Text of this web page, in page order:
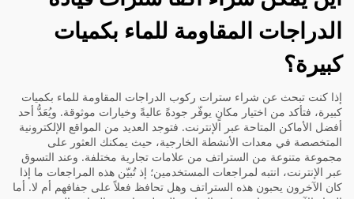
الدراجات المقاومة للماء بكميات
كبيرة؟
إذا كنت تبحث عن شراء سترات ركوب الدراجات المقاومة للماء بكميات
كبيرة، فتأكد من اختيار مكانٍ يوفّر جودةً عاليةً وخيارات موثوقة. ويُعَدُّ أحد
أفضل الأماكن المتاحة عبر الإنترنت. فتوجد العديد من المواقع الإلكترونية
المتخصصة في معدات الأنشطة الخارجية، حيث يمكنك العثور على
مجموعة متنوعة من الستراتف من علامات تجارية مختلفة. وعند التسوق
عبر الإنترنت، انتبه لمراجعات المستخدمين؛ إذ تُبيّن هذه المراجعات ما إذا
كان الآخرون يحبون هذه الستراتف وهل تحافظ فعلاً على جفافهم أم لا. أما